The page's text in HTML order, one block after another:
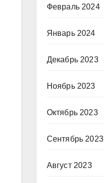
Февраль 2024
Январь 2024
Декабрь 2023
Ноябрь 2023
Октябрь 2023
Сентябрь 2023
Август 2023